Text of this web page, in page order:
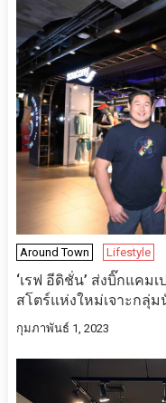
Around Town Lifestyle
‘เรฟ อีดิชั่น’ ส่งบิ๊กแคม
สโตร์แห่งใหม่เจาะกลุ่ม
กุมภาพันธ์ 1, 2023